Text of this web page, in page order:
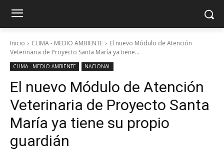
Inicio CLIMA - MEDIO AMBIENTE
El nuevo Módulo de Atención
Veterinaria de Proyecto Santa María ya tiene...
CLIMA - MEDIO AMBIENTE NACIONAL
El nuevo Módulo de Atención
Veterinaria de Proyecto Santa
María ya tiene su propio
guardián